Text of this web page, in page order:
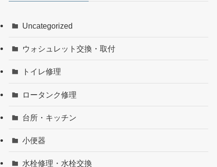
Uncategorized
ウォシュレット交換・取付
トイレ修理
ロータンク修理
台所・キッチン
小便器
水栓修理・水栓交換